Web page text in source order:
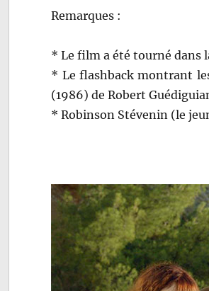
Remarques :
* Le film a été tourné dans
* Le flashback montrant
(1986) de Robert
* Robinson Stévenin (le